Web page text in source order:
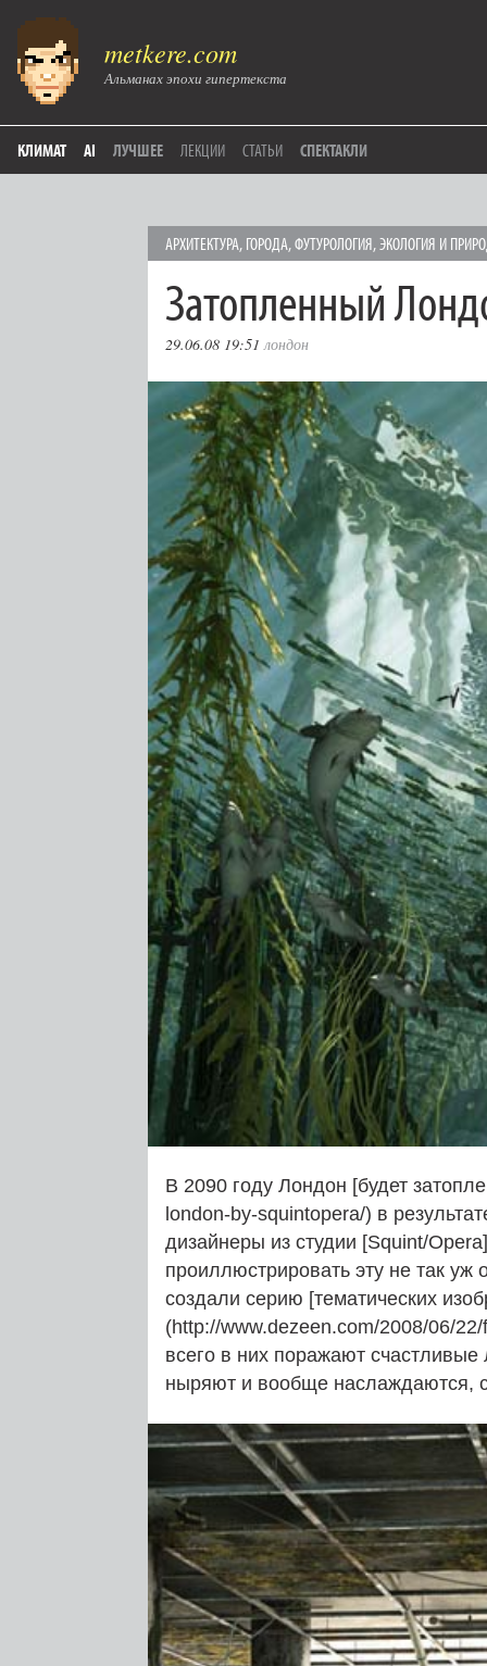
metkere.com
Альманах эпохи гипертекста
КЛИМАТ AI ЛУЧШЕЕ ЛЕКЦИИ СТАТЬИ СПЕКТАКЛИ
АРХИТЕКТУРА, ГОРОДА,ФУТУРОЛОГИЯ,ЭКОЛОГИЯ И
Затопленный
29.06.08 19:51 лондон
В 2090 году Лондон [будет
london-by-squintopera/) в
дизайнеры из студии [Squint/
проиллюстрировать эту не так
создали серию [тематических
(http://www.dezeen.com/2008/06/
всего в них поражают
ныряют и вообще наслаждаются,